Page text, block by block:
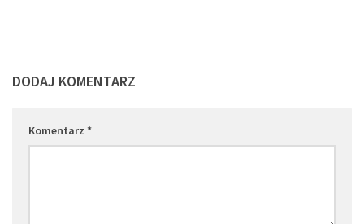
DODAJ KOMENTARZ
Komentarz *